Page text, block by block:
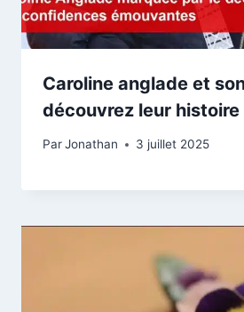
Caroline anglade et
découvrez leur
ParJonathan 3 juillet 2025